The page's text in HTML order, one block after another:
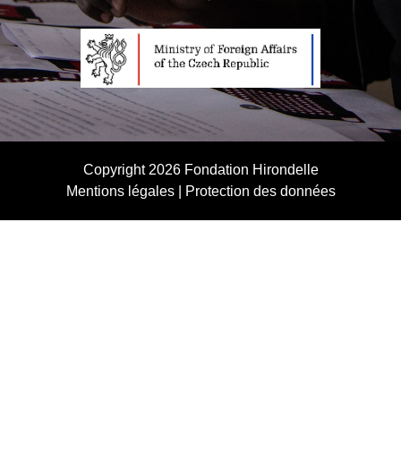
Copyright 2026 Fondation Hirondelle
Mentions légales| Protection des données